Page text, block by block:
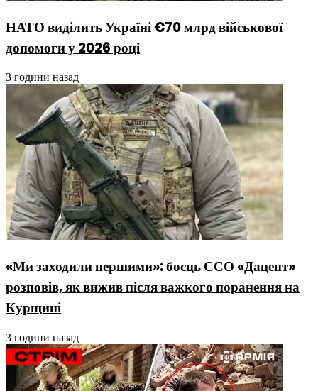
НАТО виділить Україні €70 млрд військової
допомоги у 2026 році
3 години назад
«Ми заходили першими»: боєць ССО «Дацент»
розповів, як вижив після важкого поранення на
Курщині
3 години назад